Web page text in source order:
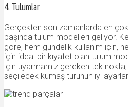
4. Tulumlar
Gerçekten son zamanlarda en
başında tulum modelleri geliyor.
göre, hem gündelik kullanım için,
için ideal bir kıyafet olan tulum
için uyarmamız gereken tek
seçilecek kumaş türünün iyi